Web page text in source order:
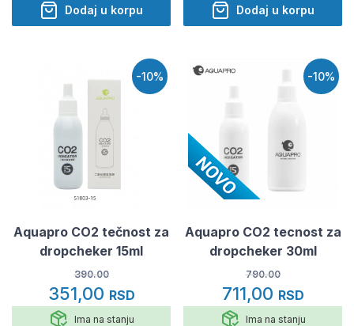
Dodaj u korpu Dodaj u korpu
-10%
Aquapro CO2 tečnost za
dropcheker 15ml
390.00
351,00 RSD
Ima na stanju
-10%
Aquapro CO2 tecnost za
dropcheker 30ml
790.00
711,00 RSD
Ima na stanju